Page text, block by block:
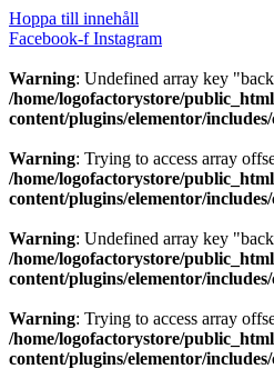
Hoppa till innehåll
Facebook-f Instagram
Warning: Undefined array key
/home/logofactorystore/
content/plugins/elementor/
Warning: Trying to access array
/home/logofactorystore/
content/plugins/elementor/
Warning: Undefined array key
/home/logofactorystore/
content/plugins/elementor/
Warning: Trying to access array
/home/logofactorystore/
content/plugins/elementor/